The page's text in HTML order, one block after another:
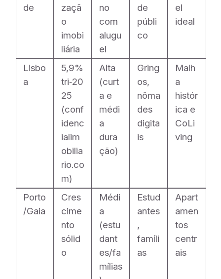
de
zaçã
o
imobi
liária
no
com
alugu
el
de
públi
co
el
ideal
Lisbo
a
5,9%
tri‑20
25
(conf
idenc
ialim
obilia
rio.co
m)
Alta
(curt
a e
médi
a
dura
ção)
Gring
os,
nôma
des
digita
is
Malh
a
histór
ica e
CoLi
ving
Porto
/Gaia
Cres
cime
nto
sólid
o
Médi
a
(estu
dant
es/fa
mílias
Estud
antes
,
famíli
as
Apart
amen
tos
centr
ais